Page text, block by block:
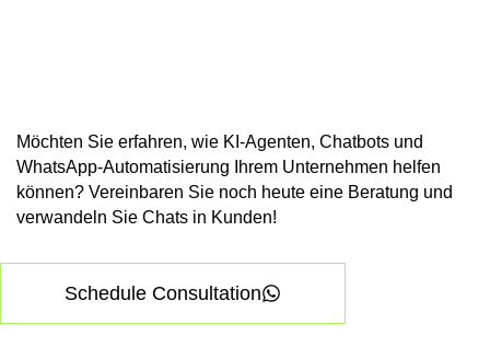
Möchten Sie erfahren, wie KI-Agenten, Chatbots und
WhatsApp-Automatisierung Ihrem Unternehmen helfen
können? Vereinbaren Sie noch heute eine Beratung und
verwandeln Sie Chats in Kunden!
Schedule Consultation